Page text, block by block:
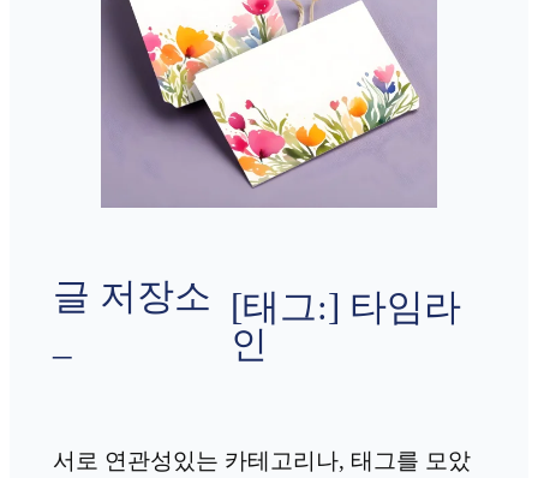
글 저장소
–
[태그:] 타임라
인
서로 연관성있는 카테고리나, 태그를 모았